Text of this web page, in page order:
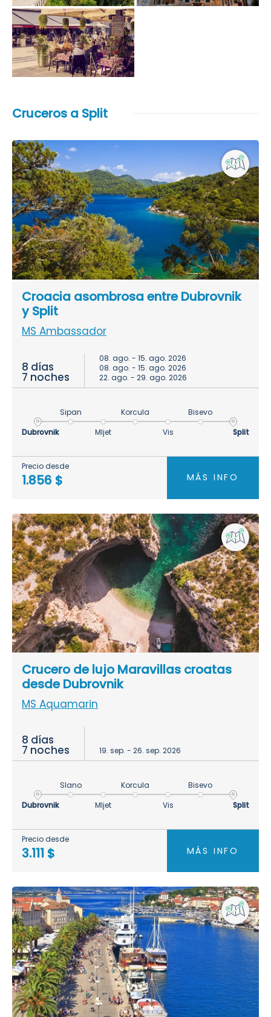
Cruceros a Split
Croacia asombrosa entre Dubrovnik
y Split
MS Ambassador
8 días
7 noches
08. ago. - 15. ago. 2026
08. ago. - 15. ago. 2026
22. ago. - 29. ago. 2026
Dubrovnik
Sipan
Mljet
Korcula
Vis
Bisevo
Split
Precio desde
1.856 $ MÁS INFO
Crucero de lujo Maravillas croatas
desde Dubrovnik
MS Aquamarin
8 días
7 noches 19. sep. - 26. sep. 2026
Dubrovnik
Slano
Mljet
Korcula
Vis
Bisevo
Split
Precio desde
3.111 $ MÁS INFO